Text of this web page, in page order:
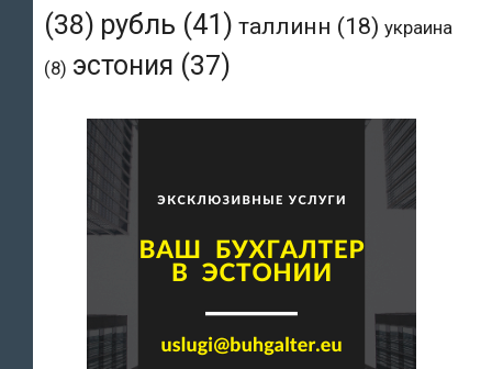
(38) рубль (41) таллинн (18) украина
(8) эстония (37)